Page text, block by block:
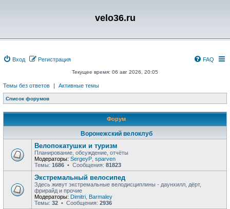
velo36.ru
Вход Регистрация FAQ
Текущее время: 06 авг 2026, 20:05
Темы без ответов | Активные темы
Список форумов
Форум
Воронежский велоклуб
Велопокатушки и туризм
Планирование, обсуждение, отчёты
Модераторы: SergeyP sparven
Темы: 1686 • Сообщения: 81823
Экстремальный велосипед
Здесь живут экстремальные велодисциплины - даунхилл, дёрт,
фрирайд и прочие
Модераторы: Dimitri Barmaley
Темы: 32 • Сообщения: 2936